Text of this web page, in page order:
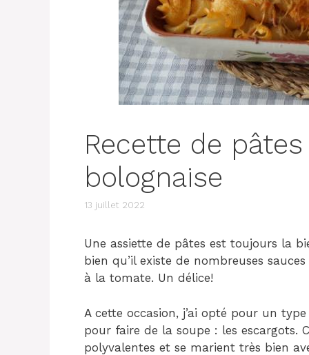
Recette de
bolognaise
13 juillet 2022
Une assiette de pâtes est toujours la
bien qu’il existe de nombreuses
à la tomate. Un délice!
A cette occasion, j’ai opté pour un
pour faire de la soupe : les escargots.
polyvalentes et se marient très bien